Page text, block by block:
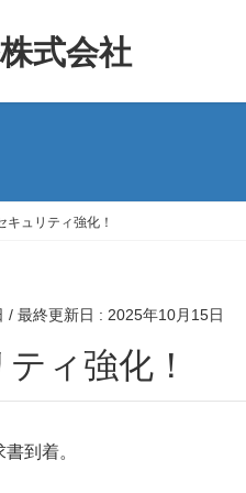
式会社
キュリティ強化！
/ 最終更新日 : 2025年10月15日
ティ強化！
到着。